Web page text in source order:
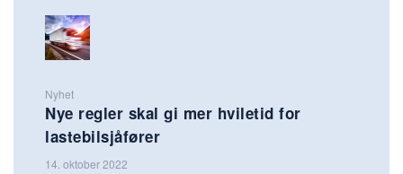
Nyhet
Nye regler skal gi mer hviletid for
lastebilsjåfører
14. oktober 2022